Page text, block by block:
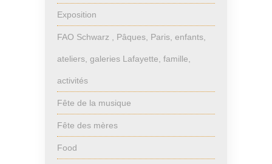
Exposition
FAO Schwarz , Pâques, Paris, enfants,
ateliers, galeries Lafayette, famille,
activités
Fête de la musique
Fête des mères
Food